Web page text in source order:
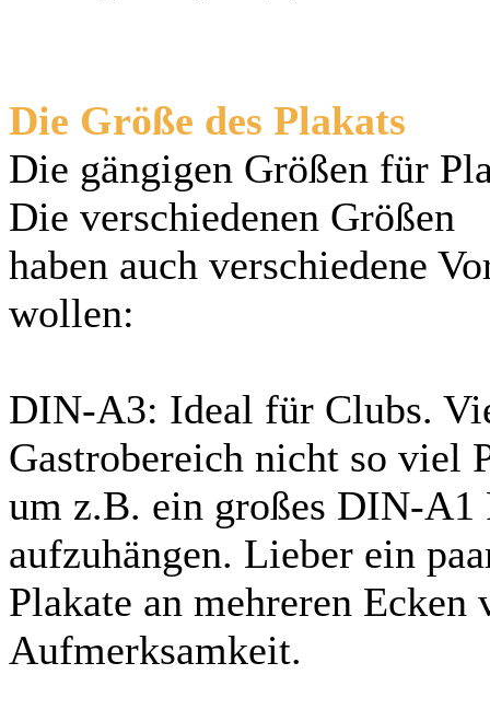
Die Größe des Plakats
Die gängigen Größen für
Die verschiedenen Größen
haben auch verschiedene
wollen:
DIN-A3: Ideal für Clubs.
Gastrobereich nicht so viel
um z.B. ein großes DIN-A1
aufzuhängen. Lieber ein
Plakate an mehreren
Aufmerksamkeit.